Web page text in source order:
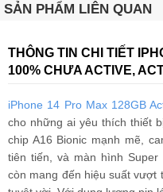
SẢN PHẨM LIÊN QUAN
THÔNG TIN CHI TIẾT
100% CHƯA ACTIVE,
iPhone 14 Pro Max 128GB
cho những ai yêu thích thiết
chip A16 Bionic mạnh mẽ,
tiên tiến, và màn hình Super
còn mang đến hiệu suất vượt